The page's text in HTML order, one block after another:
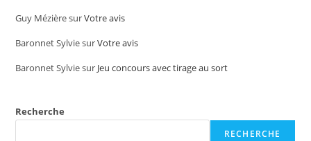
Guy MézièresurVotre avis
Baronnet SylviesurVotre avis
Baronnet Sylviesur Jeu concours avec tirage au sort
Recherche
RECHERCHE